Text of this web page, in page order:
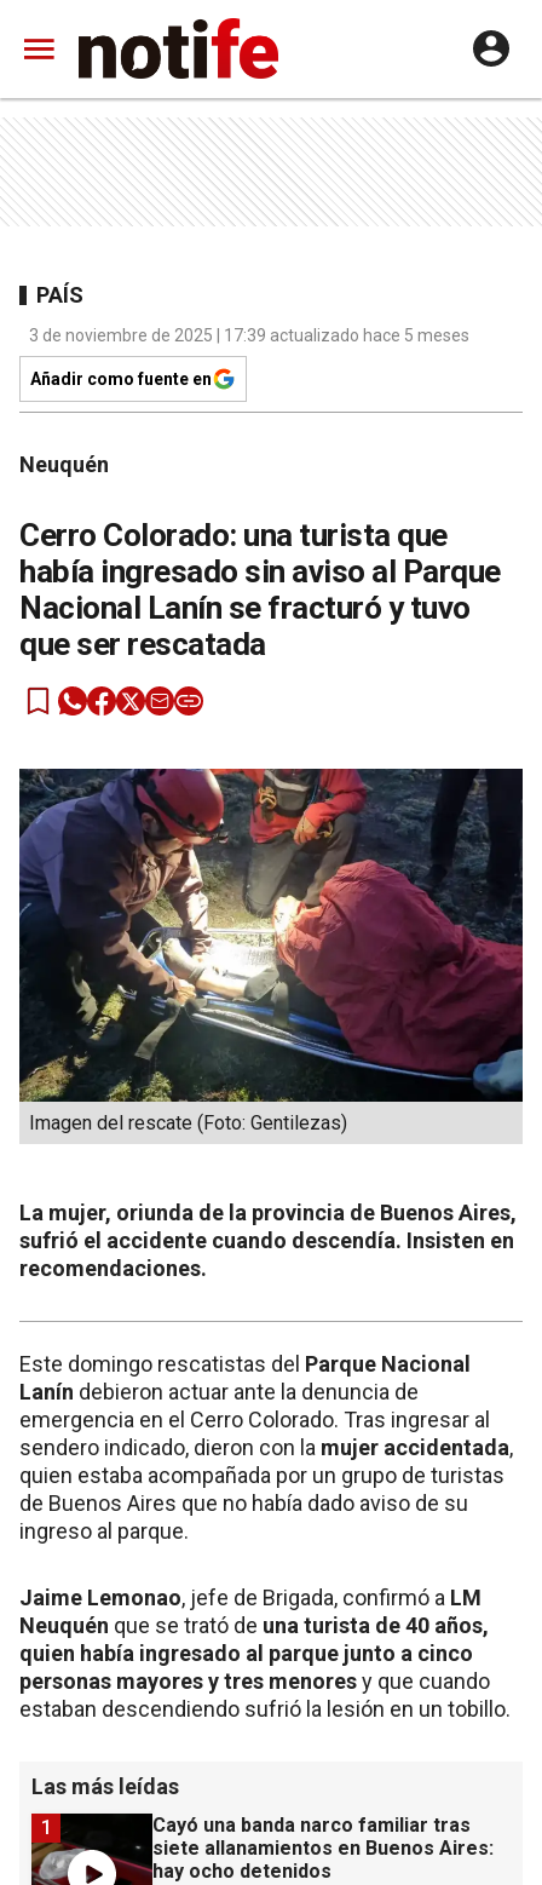
PAÍS
3 de noviembre de 2025 | 17:39 actualizado hace 5 meses
Añadir como fuente en
Neuquén
Cerro Colorado: una turista que
había ingresado sin aviso al Parque
Nacional Lanín se fracturó y tuvo
que ser rescatada
Imagen del rescate (Foto: Gentilezas)
La mujer, oriunda de la provincia de Buenos Aires,
sufrió el accidente cuando descendía. Insisten en
recomendaciones.
Este domingo rescatistas del Parque Nacional
Lanín debieron actuar ante la denuncia de
emergencia en el Cerro Colorado. Tras ingresar al
sendero indicado, dieron con la mujer accidentada,
quien estaba acompañada por un grupo de turistas
de Buenos Aires que no había dado aviso de su
ingreso al parque.
Jaime Lemonao, jefe de Brigada, confirmó a LM
Neuquén que se trató de una turista de 40 años,
quien había ingresado al parque junto a cinco
personas mayores y tres menoresy que cuando
estaban descendiendo sufrió la lesión en un tobillo.
Las más leídas
Cayó una banda narco familiar tras
siete allanamientos en Buenos Aires:
hay ocho detenidos
1